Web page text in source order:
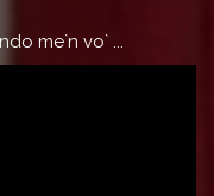
me`n vo` ...